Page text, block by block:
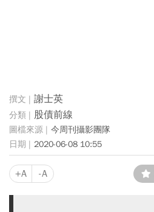
謝士英
股債前線
今周刊攝影團隊
2020-06-08 10:55
+A -A